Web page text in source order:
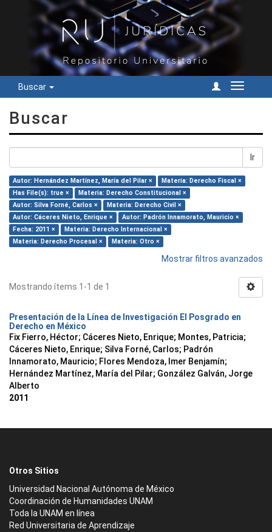
Buscar
Cambiar
Buscar
Ir
Autor: Hernández Martínez, María del Pilar ×
Materia: Derecho Fiscal ×
Has File(s): true ×
Materia: Derecho Constitucional ×
Autor: Silva Forné, Carlos ×
Materia: Derecho Civil ×
Autor: Cáceres Nieto, Enrique ×
Autor: Padrón Innamorato, Mauricio ×
Fecha: 2011 ×
Materia: Derecho Internacional ×
Materia: Derecho Procesal ×
Materia: Otro ×
Mostrar filtros avanzados
Mostrando ítems 1-1 de 1
Presentación de la Línea de Investigación El Posgrado en
Derecho en México
Fix Fierro, Héctor; Cáceres Nieto, Enrique; Montes, Patricia;
Cáceres Nieto, Enrique; Silva Forné, Carlos; Padrón
Innamorato, Mauricio; Flores Mendoza, Imer Benjamín;
Hernández Martínez, María del Pilar; González Galván, Jorge
Alberto
2011
Otros Sitios
Universidad Nacional Autónoma de México
Coordinación de Humanidades UNAM
Toda la UNAM en línea
Red Universitaria de Aprendizaje